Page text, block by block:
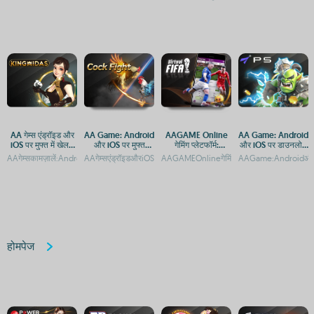
AA गेम्स एंड्रॉइड और
iOS पर मुफ्त में खेलने
के लिए डाउनलोड करें
AA Game: Android
और iOS पर मुफ्त
डाउनलोड और एक्सेस
गाइड
AAGAME Online
गेमिंग प्लेटफॉर्म:
Android और iOS पर
एक्सेस
AA Game: Android
और iOS पर डाउनलोड
और प्ले गाइड
होमपेज